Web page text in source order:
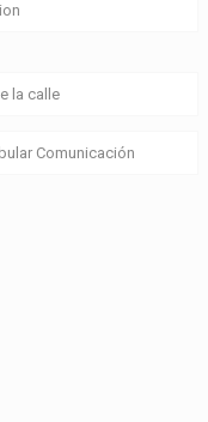
la calle
Comunicación